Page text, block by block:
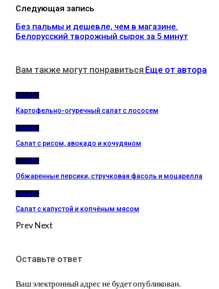
Следующая запись
Без пальмы и дешевле, чем в магазине.
Белорусский творожный сырок за 5 минут
Вам также могут понравиться Еще от автора
САЛАТЫ
Картофельно-огуречный салат с лососем
САЛАТЫ
Салат с рисом, авокадо и кочудяном
САЛАТЫ
Обжаренные персики, стручковая фасоль и моцарелла
САЛАТЫ
Салат с капустой и копчёным мясом
PrevNext
Оставьте ответ
Ваш электронный адрес не будет опубликован.